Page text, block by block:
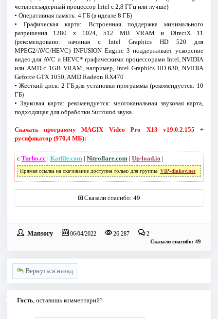
четырехъядерный прoцессор Intel с 2,8 ГГц или лучше)
• Оперативная память: 4 ГБ (в идеале 8 ГБ)
• Графическая карта: Встроенная поддержка минимального
разрешения 1280 x 1024, 512 MB VRAM и DirectX 11
(рекомендовано: начиная с Intel Graphics HD 520 для
MPEG2/AVC/HEVC) INFUSION Engine 3 поддерживает ускорение
видео для AVC и HEVC* графическими процессорами Intel, NVIDIA
или AMD с 1GB VRAM, например, Intel Graphics HD 630, NVIDIA
Geforce GTX 1050, AMD Radeon RX470
• Жесткий диск: 2 ГБ для установки программы (рекомендуется: 10
ГБ)
• Звуковая карта: рекомендуется: многоканальная звуковая карта,
подходящая для обработки Surround звука.
Скачать программу MAGIX Video Pro X13 v19.0.2.155 +
русификатор (970,4 МБ):
с Turbo.cc| Katfile.com| Nitroflare.com| Up-load.io |
Прямая ссылка на скачивание доступна только для группы: VIP-diakov.net
Сказали спасибо: 49
Mansory 06/04/2022 26 287 2
Сказали спасибо: 49
Вернуться назад
Гость, оставишь комментарий?